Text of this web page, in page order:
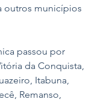
outros municípios
passou por
da Conquista,
Itabuna,
Remanso,